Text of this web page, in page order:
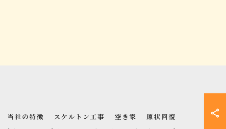
当社の特徴 スケルトン工事 空き家
原状回復